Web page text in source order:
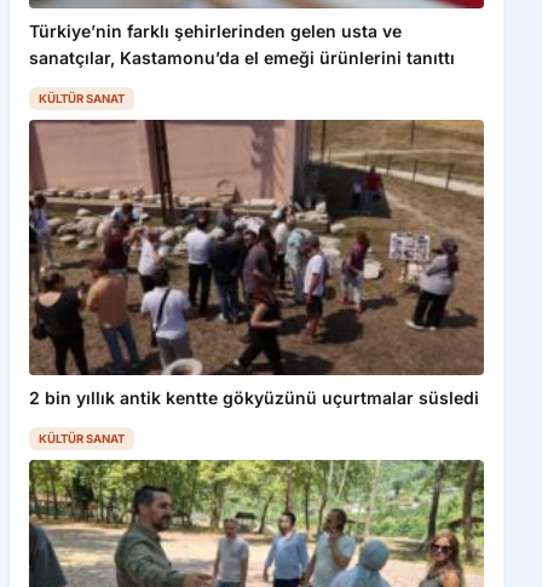
Türkiye’nin farklı şehirlerinden gelen usta ve
sanatçılar, Kastamonu’da el emeği ürünlerini tanıttı
KÜLTÜR SANAT
2 bin yıllık antik kentte gökyüzünü uçurtmalar süsledi
KÜLTÜR SANAT